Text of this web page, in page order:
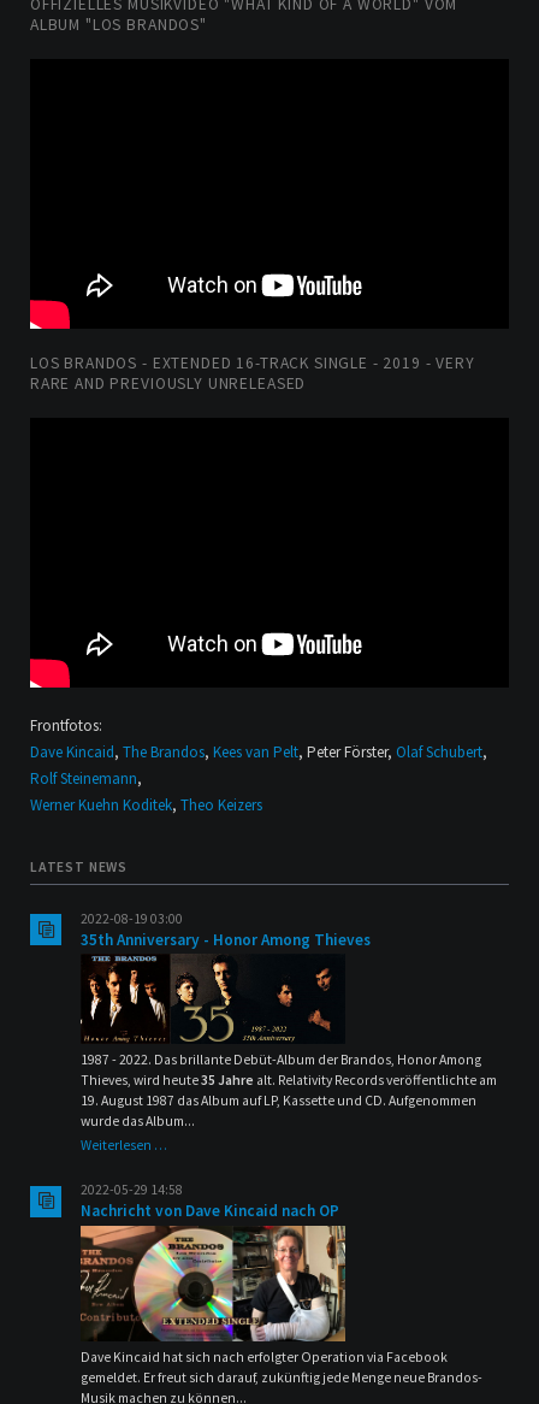
ALBUM "LOS BRANDOS"
LOS BRANDOS - EXTENDED 16-TRACK SINGLE - 2019 - VERY
RARE AND PREVIOUSLY UNRELEASED
Frontfotos:
Dave Kincaid, The Brandos, Kees van Pelt, Peter Förster, Olaf Schubert,
Rolf Steinemann,
Werner Kuehn Koditek, Theo Keizers
LATEST NEWS
2022-08-19 03:00
35th Anniversary - Honor Among Thieves
1987 - 2022. Das brillante Debüt-Album der Brandos, Honor Among
Thieves, wird heute35 Jahre alt. Relativity Records veröffentlichte am
19. August 1987 das Album auf LP, Kassette und CD. Aufgenommen
wurde das Album...
Weiterlesen …35th
-
Honor
Among
Thieves
2022-05-29 14:58
Nachricht von Dave Kincaid nach OP
Dave Kincaid hat sich nach erfolgter Operation via Facebook
gemeldet. Er freut sich darauf, zukünftig jede Menge neue Brandos-
Musik machen zu können...